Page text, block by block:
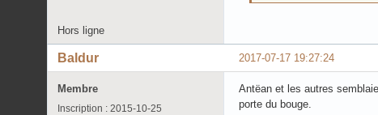
Hors ligne
2017-07-17 19:27:24
Baldur
Membre
Inscription : 2015-10-25
Antëan et les autres
porte du bouge.